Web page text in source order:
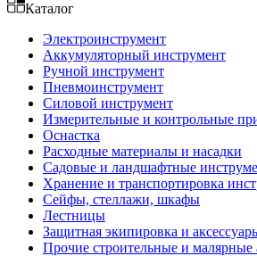
Каталог
Электроинструмент
Аккумуляторный инструмент
Ручной инструмент
Пневмоинструмент
Силовой инструмент
Измерительные и контрольные
Оснастка
Расходные материалы и насадки
Садовые и ландшафтные
Хранение и транспортировка
Сейфы, стеллажи, шкафы
Лестницы
Защитная экипировка и
Прочие строительные и малярные